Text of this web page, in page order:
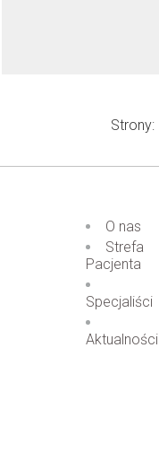
Strony:
O nas
Strefa
Pacjenta
Specjaliści
Aktualności